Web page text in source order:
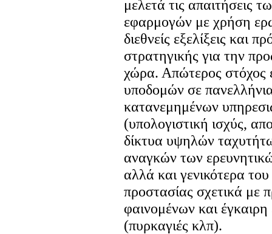
μελετά τις απαιτήσεις
εφαρμογών με χρήση
διεθνείς εξελίξεις και
στρατηγικής για την
χώρα. Απώτερος στόχος
υποδομών σε
κατανεμημένων
(υπολογιστική ισχύς,
δίκτυα υψηλών
αναγκών των
αλλά και γενικότερα
προστασίας σχετικά με
φαινομένων και
(πυρκαγιές κλπ).